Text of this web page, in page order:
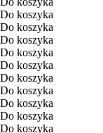
Do koszyka
Do koszyka
Do koszyka
Do koszyka
Do koszyka
Do koszyka
Do koszyka
Do koszyka
Do koszyka
Do koszyka